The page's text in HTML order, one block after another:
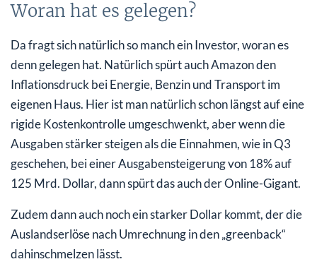
Woran hat es gelegen?
Da fragt sich natürlich so manch ein Investor, woran es
denn gelegen hat. Natürlich spürt auch Amazon den
Inflationsdruck bei Energie, Benzin und Transport im
eigenen Haus. Hier ist man natürlich schon längst auf eine
rigide Kostenkontrolle umgeschwenkt, aber wenn die
Ausgaben stärker steigen als die Einnahmen, wie in Q3
geschehen, bei einer Ausgabensteigerung von 18% auf
125 Mrd. Dollar, dann spürt das auch der Online-Gigant.
Zudem dann auch noch ein starker Dollar kommt, der die
Auslandserlöse nach Umrechnung in den „greenback“
dahinschmelzen lässt.